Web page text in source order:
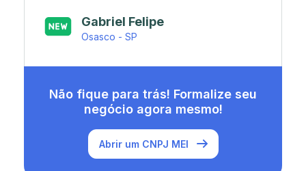
Japa’s açaí e sorveteria
Rio de Janeiro - RJ
Não fique para trás! Formalize seu
negócio agora mesmo!
Abrir um CNPJ MEI